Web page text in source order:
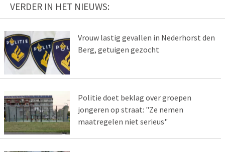
VERDER IN HET NIEUWS:
Vrouw lastig gevallen in Nederhorst den
Berg, getuigen gezocht
Politie doet beklag over groepen
jongeren op straat: "Ze nemen
maatregelen niet serieus"